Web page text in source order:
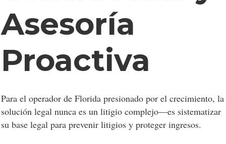
Asesoría
Proactiva
Para el operador de Florida presionado por el crecimiento, la
solución legal nunca es un litigio complejo—es sistematizar
su base legal para prevenir litigios y proteger ingresos.